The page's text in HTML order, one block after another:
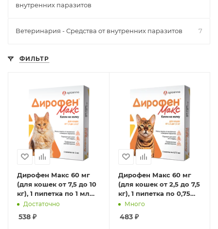
внутренних паразитов
Ветеринария - Средства от внутренних паразитов 7
ФИЛЬТР
Дирофен Макс 60 мг
(для кошек от 7,5 до 10
кг), 1 пипетка по 1 мл
(40)Достаточно
538 ₽
Дирофен Макс 60 мг
(для кошек от 2,5 до 7,5
кг), 1 пипетка по 0,75
мл (40)
Много
483₽